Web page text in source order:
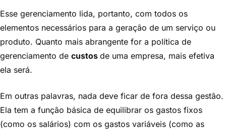
Esse gerenciamento lida, portanto, com todos os
elementos necessários para a geração de um serviço ou
produto. Quanto mais abrangente for a política de
gerenciamento de custos de uma empresa, mais efetiva
ela será.
Em outras palavras, nada deve ficar de fora dessa gestão.
Ela tem a função básica de equilibrar os gastos fixos
(como os salários) com os gastos variáveis (como as